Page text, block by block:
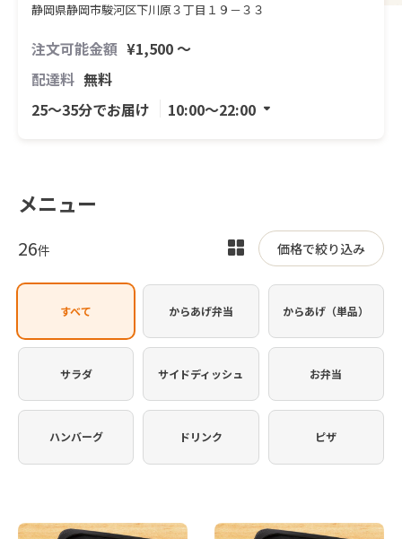
静岡県静岡市駿河区下川原３丁目１９－３３
注文可能金額 ¥1,500 〜
配達料 無料
25〜35分でお届け
10:00〜22:00
メニュー
26件
表
を
り
価格で絞り込み
すべて からあげ弁当 からあげ（単品）
サラダ サイドディッシュ お弁当
ハンバーグ ドリンク ピザ